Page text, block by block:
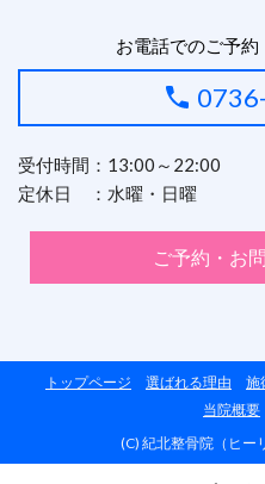
お電話でのご予
受付時間：13:00～22:00
定休日 ：水曜・日曜
ご予約・お
(C) 紀北整骨院（ヒー
トップページ 選ばれる理由 施
当院概要